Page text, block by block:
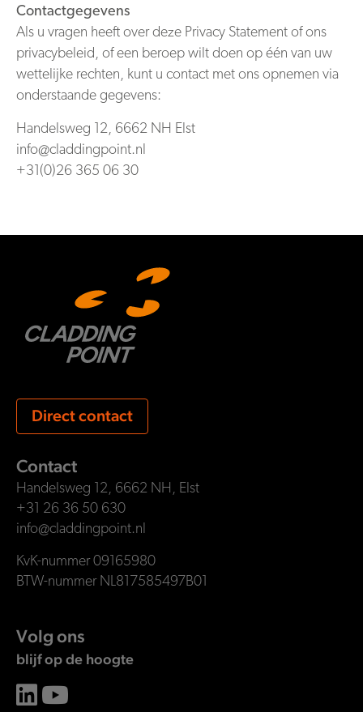
Contactgegevens
Als u vragen heeft over deze Privacy Statement of ons
privacybeleid, of een beroep wilt doen op één van uw
wettelijke rechten, kunt u contact met ons opnemen via
onderstaande gegevens:
Handelsweg 12, 6662 NH Elst
info@claddingpoint.nl
+31(0)26 365 06 30
Direct contact
Contact
Handelsweg 12, 6662 NH, Elst
+31 26 36 50 630
info@claddingpoint.nl
KvK-nummer 09165980
BTW-nummer NL817585497B01
Volg ons
blijf op de hoogte